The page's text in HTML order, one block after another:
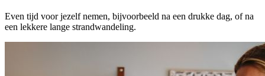
Even tijd voor jezelf nemen, bijvoorbeeld na een drukke dag, of na
een lekkere lange strandwandeling.